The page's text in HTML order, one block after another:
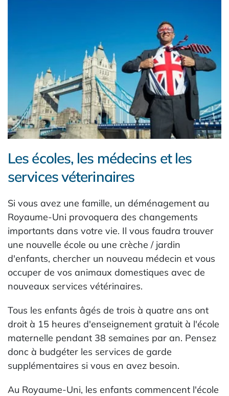
Les écoles, les médecins et les
services véterinaires
Si vous avez une famille, un déménagement au
Royaume-Uni provoquera des changements
importants dans votre vie. Il vous faudra trouver
une nouvelle école ou une crèche / jardin
d'enfants, chercher un nouveau médecin et vous
occuper de vos animaux domestiques avec de
nouveaux services vétérinaires.
Tous les enfants âgés de trois à quatre ans ont
droit à 15 heures d'enseignement gratuit à l'école
maternelle pendant 38 semaines par an. Pensez
donc à budgéter les services de garde
supplémentaires si vous en avez besoin.
Au Royaume-Uni, les enfants commencent l'école